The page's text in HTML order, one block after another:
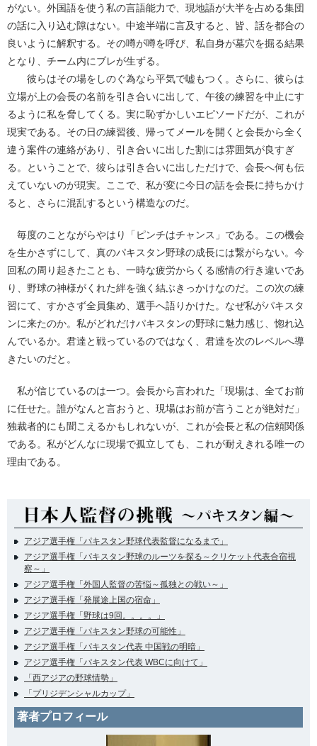
がない。外国語を使う私の言語能力で、現地語が大半を占める集団
の話に入り込む隙はない。中途半端に言及すると、皆、話を都合の
良いように解釈する。その噂が噂を呼び、私自身が墓穴を掘る結果
となり、チーム内にブレが生ずる。
彼らはその場をしのぐ為なら平気で嘘もつく。さらに、彼らは
立場が上の会長の名前を引き合いに出して、午後の練習を中止にす
るように私を脅してくる。実に恥ずかしいエピソードだが、これが
現実である。その日の練習後、帰ってメールを開くと会長から全く
違う案件の連絡があり、引き合いに出した割には雰囲気が良すぎ
る。ということで、彼らは引き合いに出しただけで、会長へ何も伝
えていないのが現実。ここで、私が変に今日の話を会長に持ちかけ
ると、さらに混乱するという構造なのだ。
毎度のことながらやはり「ピンチはチャンス」である。この機会
を生かさずにして、真のパキスタン野球の成長には繋がらない。今
回私の周り起きたことも、一時な疲労からくる感情の行き違いであ
り、野球の神様がくれた絆を強く結ぶきっかけなのだ。この次の練
習にて、すかさず全員集め、選手へ語りかけた。なぜ私がパキスタ
ンに来たのか。私がどれだけパキスタンの野球に魅力感じ、惚れ込
んでいるか。君達と戦っているのではなく、君達を次のレベルへ導
きたいのだと。
私が信じているのは一つ。会長から言われた「現場は、全てお前
に任せた。誰がなんと言おうと、現場はお前が言うことが絶対だ」
独裁者的にも聞こえるかもしれないが、これが会長と私の信頼関係
である。私がどんなに現場で孤立しても、これが耐えきれる唯一の
理由である。
アジア選手権「パキスタン野球代表監督になるまで」
アジア選手権「パキスタン野球のルーツを探る～クリケット代表合宿視
察～」
アジア選手権「外国人監督の苦悩～孤独との戦い～」
アジア選手権「発展途上国の宿命」
アジア選手権「野球は9回。。。。」
アジア選手権「パキスタン野球の可能性」
アジア選手権「パキスタン代表 中国戦の明暗」
アジア選手権「パキスタン代表 WBCに向けて」
「西アジアの野球情勢」
「プリジデンシャルカップ」
著者プロフィール